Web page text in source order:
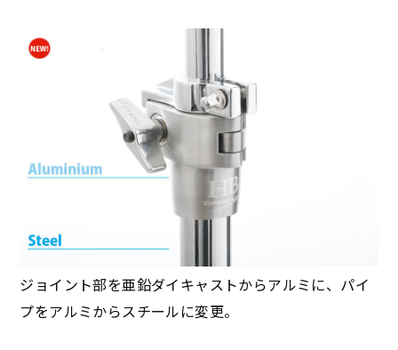
ジョイント部を亜鉛ダイキャストからアルミに、パイ
プをアルミからスチールに変更。